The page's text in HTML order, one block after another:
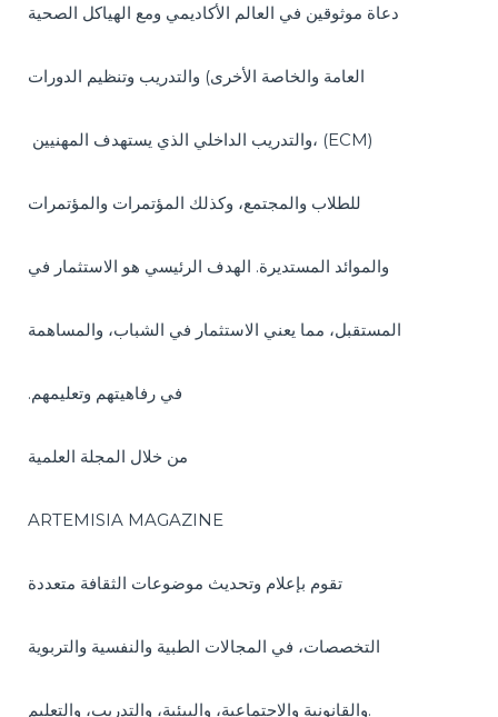
دعاة موثوقين في العالم الأكاديمي ومع الهياكل الصحية
العامة والخاصة الأخرى) والتدريب وتنظيم الدورات
والتدريب الداخلي الذي يستهدف المهنيين، (ECM)
للطلاب والمجتمع، وكذلك المؤتمرات والمؤتمرات
والموائد المستديرة. الهدف الرئيسي هو الاستثمار في
المستقبل، مما يعني الاستثمار في الشباب، والمساهمة
.في رفاهيتهم وتعليمهم
من خلال المجلة العلمية
ARTEMISIA MAGAZINE
تقوم بإعلام وتحديث موضوعات الثقافة متعددة
التخصصات، في المجالات الطبية والنفسية والتربوية
والقانونية والاجتماعية، والبيئية، والتدريب، والتعليم.